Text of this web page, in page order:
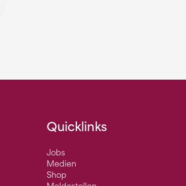
Quicklinks
Jobs
Medien
Shop